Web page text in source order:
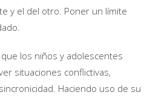
y el del otro. Poner un límite
los niños y adolescentes
situaciones conflictivas,
Haciendo uso de su